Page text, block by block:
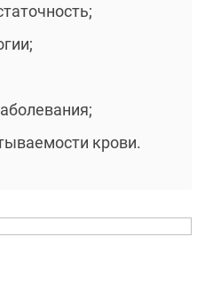
крови.